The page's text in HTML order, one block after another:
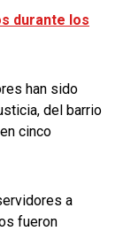
durante los
han sido
del barrio
cinco
a
fueron